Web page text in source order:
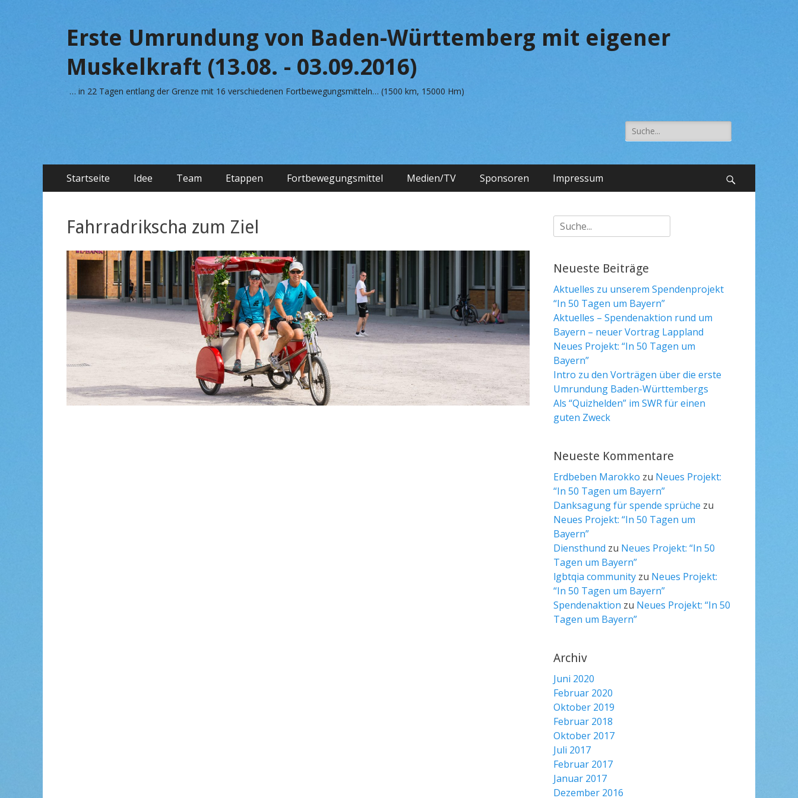
Erste Umrundung von Baden-Württemberg mit eigener
Muskelkraft (13.08. - 03.09.2016)
… in 22 Tagen entlang der Grenze mit 16 verschiedenen Fortbewegungsmitteln… (1500 km, 15000 Hm)
Suche
nach:
Primäres
Menü
Zum
Inhalt
Startseite Idee Team Etappen Fortbewegungsmittel Medien/TV Sponsoren Impressum
Fahrradrikscha zum Ziel
Suche
nach:
Neueste Beiträge
Aktuelles zu unserem Spendenprojekt
“In 50 Tagen um Bayern”
Aktuelles – Spendenaktion rund um
Bayern – neuer Vortrag Lappland
Neues Projekt: “In 50 Tagen um
Bayern”
Intro zu den Vorträgen über die erste
Umrundung Baden-Württembergs
Als “Quizhelden” im SWR für einen
guten Zweck
Neueste Kommentare
Erdbeben Marokko zu Neues Projekt:
“In 50 Tagen um Bayern”
Danksagung für spende sprüche zu
Neues Projekt: “In 50 Tagen um
Bayern”
Diensthund zu Neues Projekt: “In 50
Tagen um Bayern”
lgbtqia community zu Neues Projekt:
“In 50 Tagen um Bayern”
Spendenaktion zu Neues Projekt: “In 50
Tagen um Bayern”
Archiv
Juni 2020
Februar 2020
Oktober 2019
Februar 2018
Oktober 2017
Juli 2017
Februar 2017
Januar 2017
Dezember 2016